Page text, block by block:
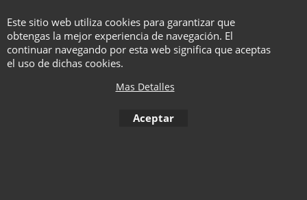
principiante podría tenerlo en
acción en solo 3 minutos de
extraerlo de la caja.
Este sitio web utiliza cookies para garantizar que
obtengas la mejor experiencia de navegación. El
continuar navegando por esta web significa que aceptas
el uso de dichas cookies.
Mas Detalles
Aceptar